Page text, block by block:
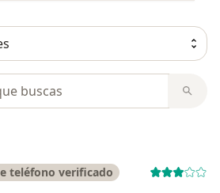
teléfono verificado